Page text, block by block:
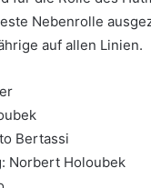
Nebenrolle
auf allen Linien.
Bertassi
Norbert Holoubek